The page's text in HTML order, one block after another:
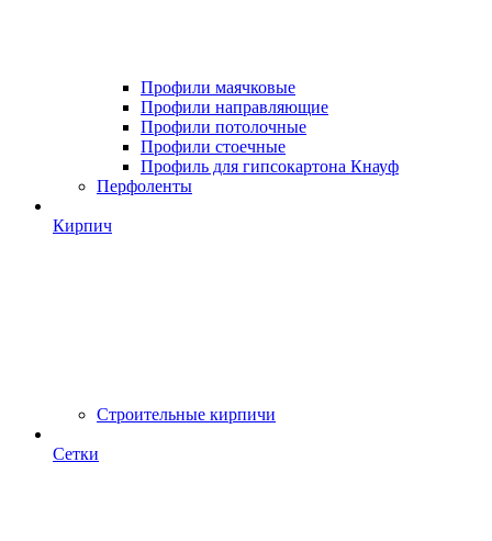
Профили маячковые
Профили направляющие
Профили потолочные
Профили стоечные
Профиль для гипсокартона Кнауф
Перфоленты
Кирпич
Строительные кирпичи
Сетки